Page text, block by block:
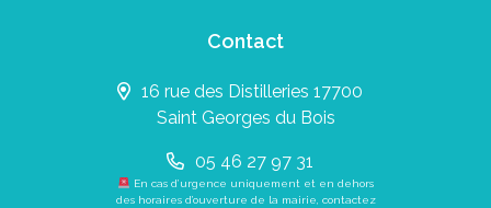
Contact
16 rue des Distilleries 17700
Saint Georges du Bois
05 46 27 97 31
En cas d’urgence uniquement et en dehors
des horaires d’ouverture de la mairie, contactez